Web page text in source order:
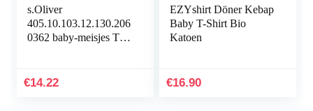
s.Oliver
405.10.103.12.130.206
0362 baby-meisjes T-
€14.22
EZYshirt Döner Kebap
Baby T-Shirt Bio
Katoen
€16.90